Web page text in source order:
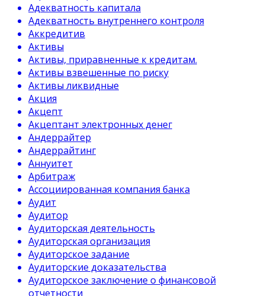
Адекватность капитала
Адекватность внутреннего контроля
Аккредитив
Активы
Активы, приравненные к кредитам.
Активы взвешенные по риску
Активы ликвидные
Акция
Акцепт
Акцептант электронных денег
Андеррайтер
Андеррайтинг
Аннуитет
Арбитраж
Ассоциированная компания банка
Аудит
Аудитор
Аудиторская деятельность
Аудиторская организация
Аудиторское задание
Аудиторские доказательства
Аудиторское заключение о финансовой
отчетности